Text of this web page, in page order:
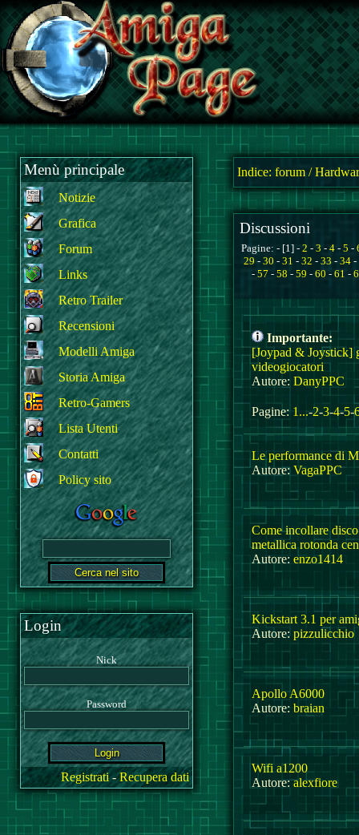
Menù principale
Notizie
Grafica
Forum
Links
Retro Trailer
Recensioni
Modelli Amiga
Storia Amiga
Retro-Gamers
Lista Utenti
Contatti
Policy sito
Login
Nick
Password
Registrati-Recupera dati
Indice: forum /
Discussioni
Pagine: - [1] - 2 - 3 - 4 - 5 -
29 - 30 - 31 - 32 - 33 - 34 -
- 57 - 58 - 59 - 60 - 61 -
Importante:
[Joypad & Joystick]
videogiocatori
Autore: DanyPPC
Pagine: 1...-2-3-4-5-
Le performance di
Autore:VagaPPC
Come incollare
metallica rotonda
Autore: enzo1414
Kickstart 3.1 per
Autore:pizzulicchio
Apollo A6000
Autore: braian
Wifi a1200
Autore:alexfiore